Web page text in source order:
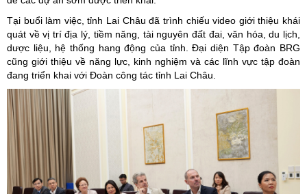
Tại buổi làm việc, tỉnh Lai Châu đã trình chiếu video giới thiệu khái
quát về vị trí địa lý, tiềm năng, tài nguyên đất đai, văn hóa, du lịch,
dược liệu, hệ thống hang động của tỉnh. Đại diện Tập đoàn BRG
cũng giới thiệu về năng lực, kinh nghiệm và các lĩnh vực tập đoàn
đang triển khai với Đoàn công tác tỉnh Lai Châu.